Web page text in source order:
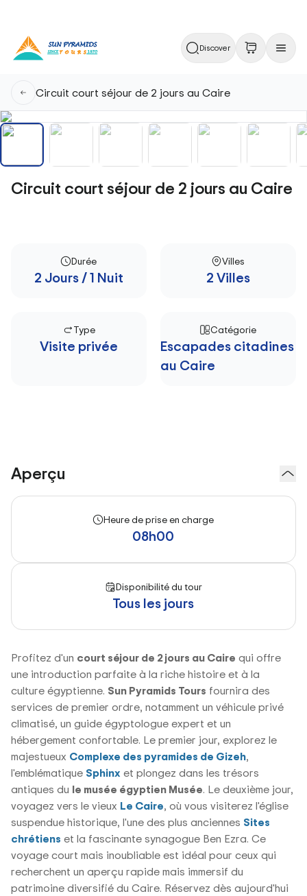
Discover
Circuit court séjour de 2 jours au Caire
Circuit court séjour de 2 jours au Caire
Durée
2 Jours / 1 Nuit
Villes
2 Villes
Type
Visite privée
Catégorie
Escapades citadines
au Caire
Aperçu
Heure de prise en charge
08h00
Disponibilité du tour
Tous les jours
Profitez d'un court séjour de 2 jours au Caire qui offre
une introduction parfaite à la riche histoire et à la
culture égyptienne. Sun Pyramids Tours fournira des
services de premier ordre, notamment un véhicule privé
climatisé, un guide égyptologue expert et un
hébergement confortable. Le premier jour, explorez le
majestueux Complexe des pyramides de Gizeh,
l'emblématique Sphinx et plongez dans les trésors
antiques du le musée égyptien Musée. Le deuxième jour,
voyagez vers le vieux Le Caire, où vous visiterez l'église
suspendue historique, l'une des plus anciennes Sites
chrétiens et la fascinante synagogue Ben Ezra. Ce
voyage court mais inoubliable est idéal pour ceux qui
recherchent un aperçu rapide mais immersif du
patrimoine diversifié du Caire. Réservez dès aujourd'hui